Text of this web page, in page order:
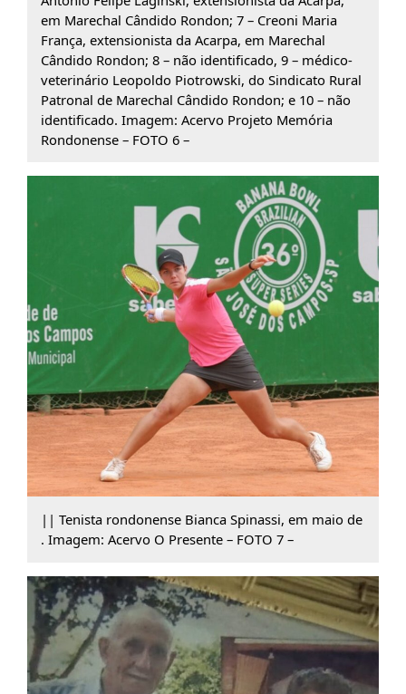
em Marechal Cândido Rondon; 7 – Creoni Maria
França, extensionista da Acarpa, em Marechal
Cândido Rondon; 8 – não identificado, 9 – médico-
veterinário Leopoldo Piotrowski, do Sindicato Rural
Patronal de Marechal Cândido Rondon; e 10 – não
identificado. Imagem: Acervo Projeto Memória
Rondonense – FOTO 6 –
|| Tenista rondonense Bianca Spinassi, em maio de
. Imagem: Acervo O Presente – FOTO 7 –